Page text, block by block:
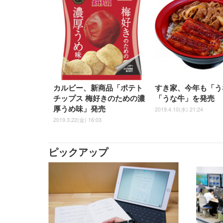
カルビー、新商品「ポテト
チップス 梅好きのための濃
厚うめ味」発売
2019.3.22(金) 16:03
すき家、今年も「
「うな牛」を発売
2019.4.10(水) 21:24
ピックアップ